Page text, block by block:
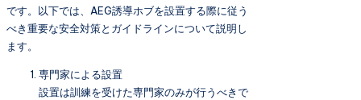
です。以下では、AEG誘導ホブを設置する際に従う
べき重要な安全対策とガイドラインについて説明し
ます。
専門家による設置
設置は訓練を受けた専門家のみが行うべきで